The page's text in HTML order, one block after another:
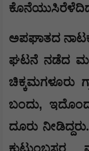
ಅಪಘಾತದ
ಘಟನೆ ನಡೆದ
ಚಿಕ್ಕಮಗಳೂರು
ಬಂದು,
ದೂರು